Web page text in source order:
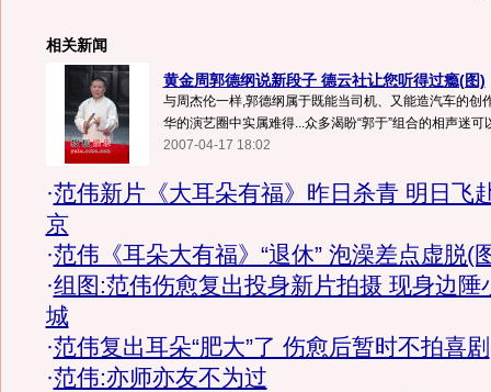
相关新闻
黄金周郭德纲说新段子 德云社让您听得过瘾(图)
与周杰伦一样,郭德纲属于既能当司机、又能造汽车的创
华的演艺圈中实属难得...众多渴盼“郭于”组合的相声迷可
2007-04-17 18:02
·范伟新片《大耳朵有福》昨日杀青 明日飞
京
·范伟《耳朵大有福》“退休” 泡澡差点虚脱(
·组图:范伟伤愈复出投身新片拍摄 现身边陲
城
·范伟复出耳朵“肥大”了 伤愈后暂时不拍喜剧
·范伟:亦师亦友不为过